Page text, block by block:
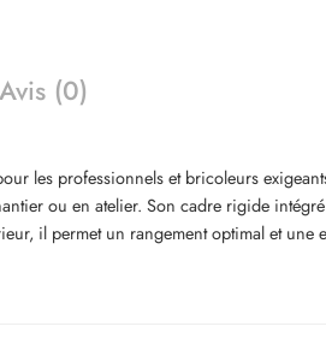
Avis (0)
les professionnels et bricoleurs
ou en atelier. Son cadre rigide
il permet un rangement optimal et